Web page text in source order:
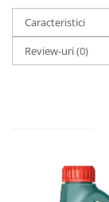
Caracteristici
Review-uri(0)